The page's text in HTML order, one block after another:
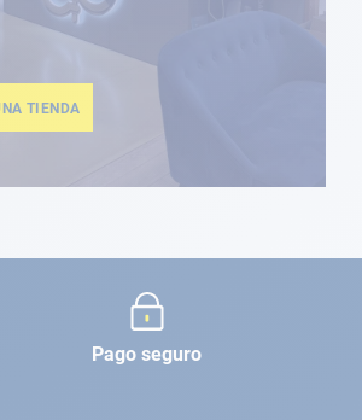
TIENDA
Pago seguro